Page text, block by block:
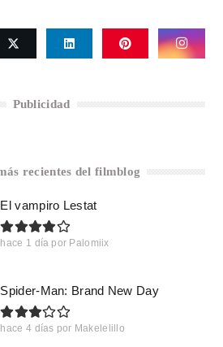
Publicidad
recientes del filmblog
El vampiro Lestat
hace 1 día por Palomiix
Spider-Man: Brand New Day
hace 4 días por Makelelillo